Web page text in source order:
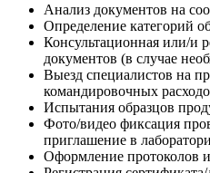
Анализ документов на
Определение категорий
Консультационная или/и
документов (в случае
Выезд специалистов на
командировочных
Испытания образцов
Фото/видео фиксация
приглашение в
Оформление протоколов